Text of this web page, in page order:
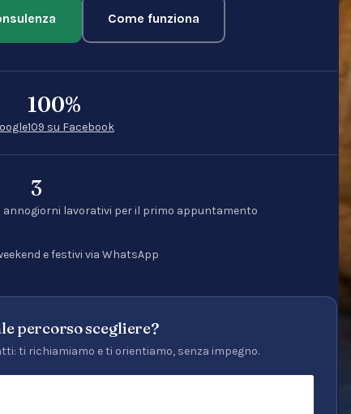
Come funziona
100%
109 su Facebook
anno
3
giorni lavorativi per il primo appuntamento
e festivi via WhatsApp
percorso scegliere?
ti richiamiamo e ti orientiamo, senza impegno.